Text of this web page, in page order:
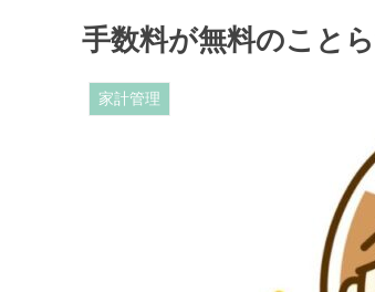
手数料が無料のこと
家計管理